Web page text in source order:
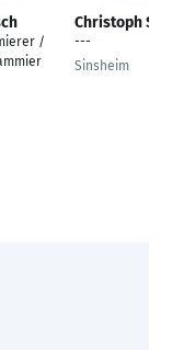
/
Christoph Sperber
---
Sinsheim